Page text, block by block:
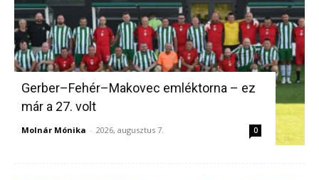
Gerber–Fehér–Makovec emléktorna – ez
már a 27. volt
Molnár Mónika - 2026, augusztus 7. 0